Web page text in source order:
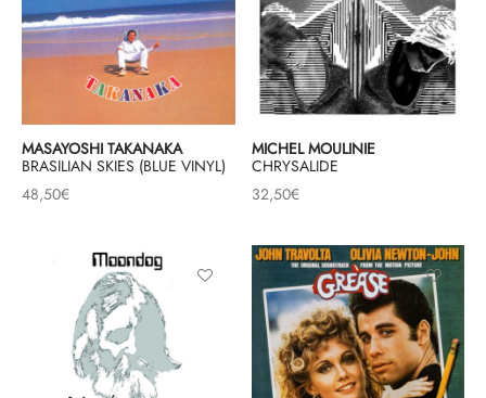
MASAYOSHI TAKANAKA
BRASILIAN SKIES (BLUE VINYL)
48,50€
MICHEL MOULINIE
CHRYSALIDE
32,50€